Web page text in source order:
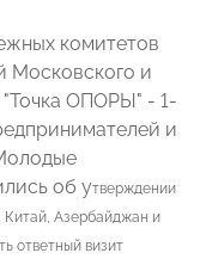
комитетов
Московского и
"Точка ОПОРЫ" - 1-
и
об утверждении
Китай, Азербайджан и
ответный визит